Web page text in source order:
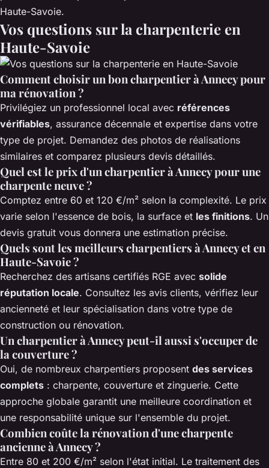
Haute-Savoie.
Vos questions sur la charpenterie en
Haute-Savoie
Comment choisir un bon charpentier à Annecy pour
ma rénovation ?
Privilégiez un professionnel local avec références
vérifiables, assurance décennale et expertise dans votre
type de projet. Demandez des photos de réalisations
similaires et comparez plusieurs devis détaillés.
Quel est le prix d'un charpentier à Annecy pour une
charpente neuve ?
Comptez entre 60 et 120 €/m² selon la complexité. Le prix
varie selon l'essence de bois, la surface et les finitions. Un
devis gratuit vous donnera une estimation précise.
Quels sont les meilleurs charpentiers à Annecy et en
Haute-Savoie ?
Recherchez des artisans certifiés RGE avec solide
réputation locale. Consultez les avis clients, vérifiez leur
ancienneté et leur spécialisation dans votre type de
construction ou rénovation.
Un charpentier à Annecy peut-il aussi s'occuper de
la couverture ?
Oui, de nombreux charpentiers proposent des services
complets : charpente, couverture et zinguerie. Cette
approche globale garantit une meilleure coordination et
une responsabilité unique sur l'ensemble du projet.
Combien coûte la rénovation d'une charpente
ancienne à Annecy ?
Entre 80 et 200 €/m² selon l'état initial. Le traitement des